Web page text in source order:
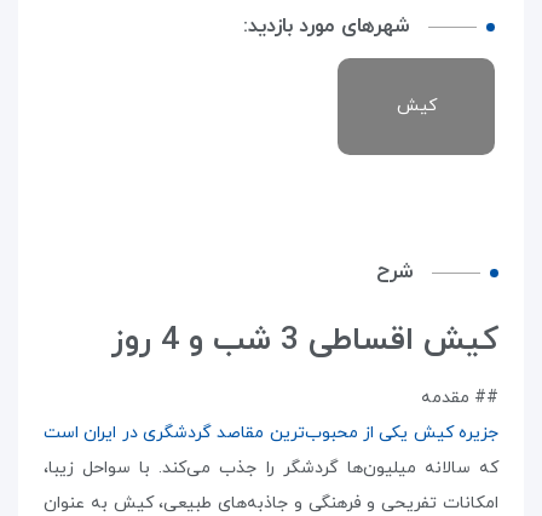
شهرهای مورد بازدید:
کیش
شرح
کیش اقساطی 3 شب و 4 روز
## مقدمه
جزیره کیش یکی از محبوب‌ترین مقاصد گردشگری در ایران است
که سالانه میلیون‌ها گردشگر را جذب می‌کند. با سواحل زیبا،
امکانات تفریحی و فرهنگی و جاذبه‌های طبیعی، کیش به عنوان